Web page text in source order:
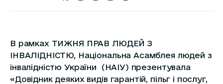
В рамках ТИЖНЯ ПРАВ ЛЮДЕЙ З
ІНВАЛІДНІСТЮ, Національна Асамблея людей з
інвалідністю України (НАІУ) презентувала
«Довідник деяких видів гарантій, пільг і послуг,